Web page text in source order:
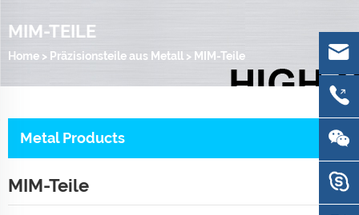
MIM-TEILE
Home > Präzisionsteile aus Metall > MIM-Teile
Metal Products
MIM-Teile